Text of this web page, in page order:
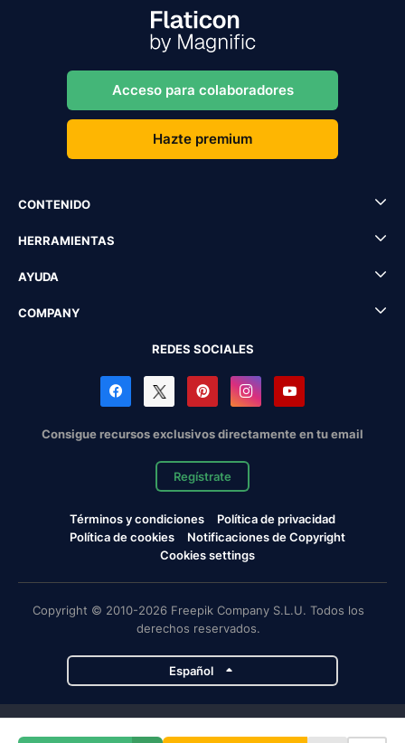
Acceso para colaboradores
Hazte premium
CONTENIDO
HERRAMIENTAS
AYUDA
COMPANY
REDES SOCIALES
Consigue recursos exclusivos directamente en tu email
Regístrate
Términos y condiciones
Política de privacidad
Política de cookies
Notificaciones de Copyright
Cookies settings
Copyright © 2010-2026 Freepik Company S.L.U. Todos los
derechos reservados.
Español